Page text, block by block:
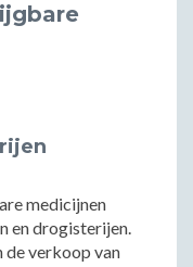
medicijnen
en drogisterijen.
de verkoop van